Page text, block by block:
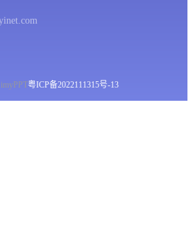
粤ICP备2022111315号-13